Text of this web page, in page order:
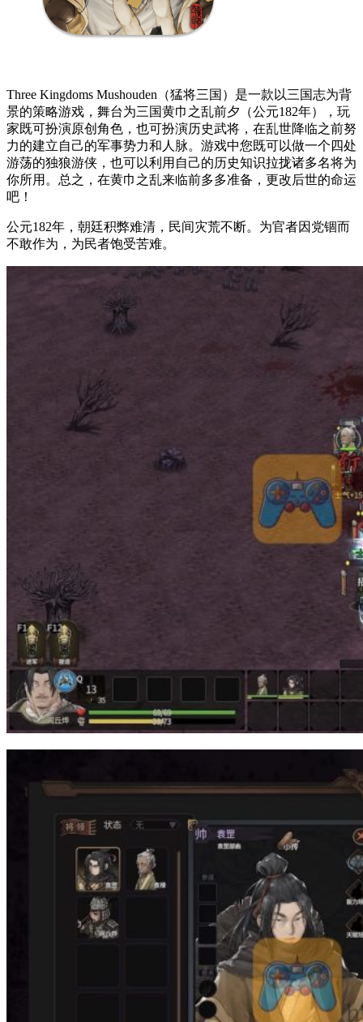
Three Kingdoms Mushouden（猛将三国）是一款以三国志为背
景的策略游戏，舞台为三国黄巾之乱前夕（公元182年），玩
家既可扮演原创角色，也可扮演历史武将，在乱世降临之前努
力的建立自己的军事势力和人脉。游戏中您既可以做一个四处
游荡的独狼游侠，也可以利用自己的历史知识拉拢诸多名将为
你所用。总之，在黄巾之乱来临前多多准备，更改后世的命运
吧！
公元182年，朝廷积弊难清，民间灾荒不断。为官者因党锢而
不敢作为，为民者饱受苦难。